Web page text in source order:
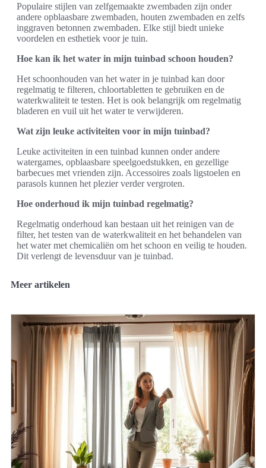
Populaire stijlen van zelfgemaakte zwembaden zijn onder
andere opblaasbare zwembaden, houten zwembaden en zelfs
inggraven betonnen zwembaden. Elke stijl biedt unieke
voordelen en esthetiek voor je tuin.
Hoe kan ik het water in mijn tuinbad schoon houden?
Het schoonhouden van het water in je tuinbad kan door
regelmatig te filteren, chloortabletten te gebruiken en de
waterkwaliteit te testen. Het is ook belangrijk om regelmatig
bladeren en vuil uit het water te verwijderen.
Wat zijn leuke activiteiten voor in mijn tuinbad?
Leuke activiteiten in een tuinbad kunnen onder andere
watergames, opblaasbare speelgoedstukken, en gezellige
barbecues met vrienden zijn. Accessoires zoals ligstoelen en
parasols kunnen het plezier verder vergroten.
Hoe onderhoud ik mijn tuinbad regelmatig?
Regelmatig onderhoud kan bestaan uit het reinigen van de
filter, het testen van de waterkwaliteit en het behandelen van
het water met chemicaliën om het schoon en veilig te houden.
Dit verlengt de levensduur van je tuinbad.
Meer artikelen